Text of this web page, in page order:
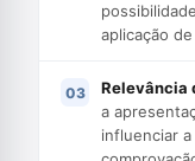
aplicação
Relevância
a
influenciar